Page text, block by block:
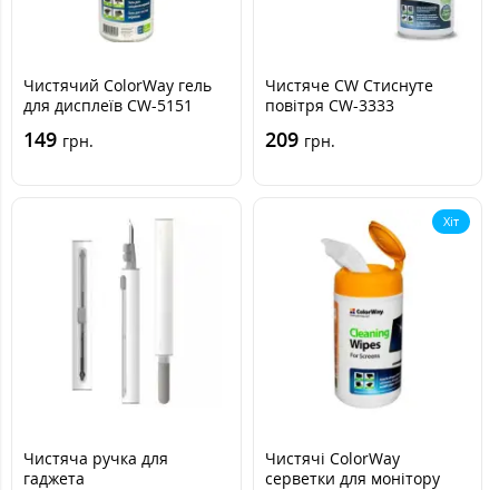
Чистячий ColorWay гель
для дисплеїв CW-5151
149 грн.
Чистяче CW Стиснуте
повітря CW-3333
209 грн.
Чистяча ручка для
гаджета
Хіт
Чистячі ColorWay
серветки для монітору